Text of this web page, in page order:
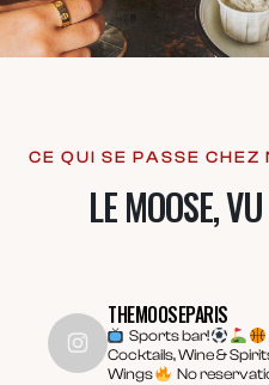
CE QUI SE PASSE CHEZ
LE MOOSE,
THEMOOSEPARIS
Sports bar!
Cocktails, Wine &
Wings
No